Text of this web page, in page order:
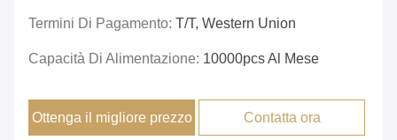
Termini Di Pagamento: T/T, Western Union
Capacità Di Alimentazione: 10000pcs Al Mese
Ottenga il migliore prezzo Contatta ora